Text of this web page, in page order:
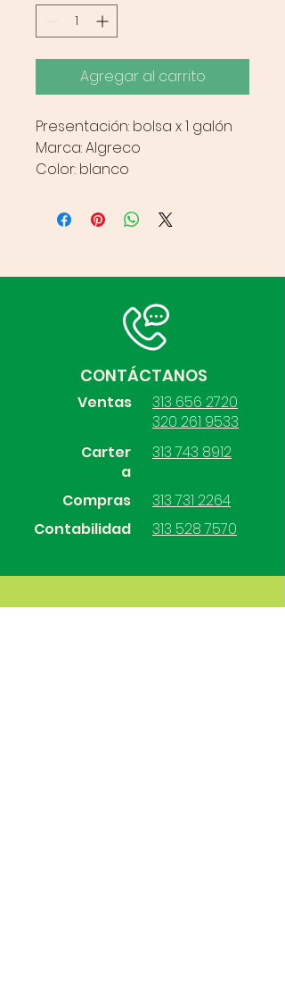
Agregar al carrito
Presentación: bolsa x 1 galón
Marca: Algreco
Color: blanco
CONTÁCTANOS
Ventas
313 656 2720
320 261 9533
Carter
a
Compras
Contabilidad
313 743 8912
313 731 2264
313 528 7570